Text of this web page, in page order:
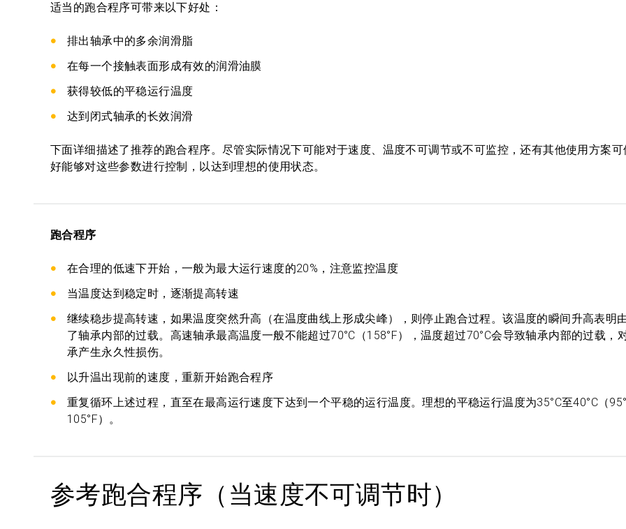
适当的跑合程序可带来以下好处：
排出轴承中的多余润滑脂
在每一个接触表面形成有效的润滑油膜
获得较低的平稳运行温度
达到闭式轴承的长效润滑
下面详细描述了推荐的跑合程序。尽管实际情况下可能对于速度、温度不可调节或不可监控，还有其他使用方案
好能够对这些参数进行控制，以达到理想的使用状态。
跑合程序
在合理的低速下开始，一般为最大运行速度的20%，注意监控温度
当温度达到稳定时，逐渐提高转速
继续稳步提高转速，如果温度突然升高（在温度曲线上形成尖峰），则停止跑合过程。该温度的瞬间升高表明
了轴承内部的过载。高速轴承最高温度一般不能超过70°C（158°F），温度超过70°C会导致轴承内部的过载，
承产生永久性损伤。
以升温出现前的速度，重新开始跑合程序
重复循环上述过程，直至在最高运行速度下达到一个平稳的运行温度。理想的平稳运行温度为35°C至40°C（
105°F）。
参考跑合程序（当速度不可调节时）